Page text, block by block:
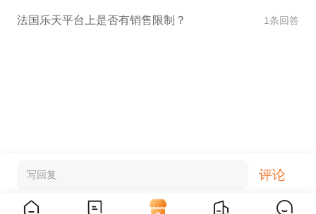
法国乐天平台上是否有销售限制？ 1条回答
写回复 评论